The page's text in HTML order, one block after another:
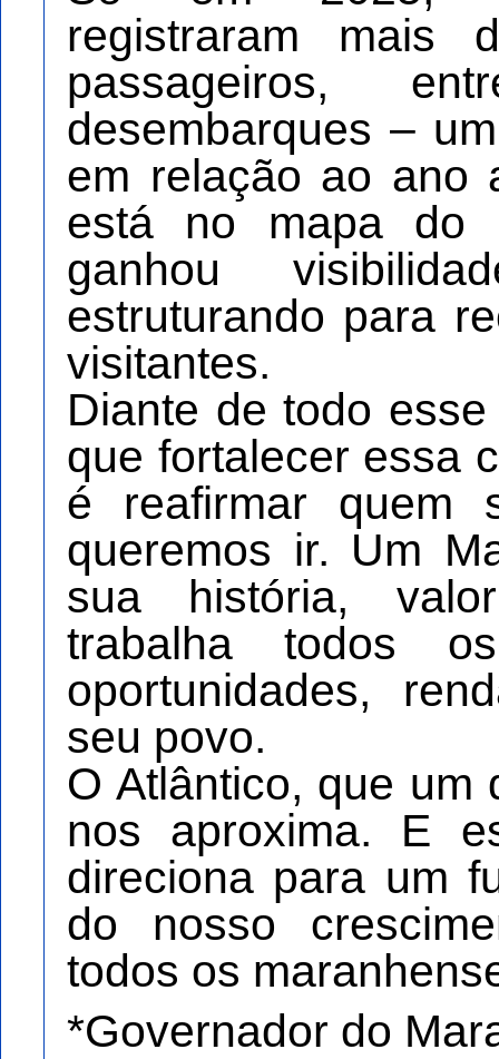
registraram mais
passageiros,
desembarques –
em relação ao ano
está no mapa do
ganhou
estruturando para
visitantes.
Diante de todo
que fortalecer essa
é reafirmar quem
queremos ir. Um
sua história,
trabalha todos
oportunidades,
seu povo.
O Atlântico, que um
nos aproxima. E
direciona para um
do nosso
todos os
*Governador do